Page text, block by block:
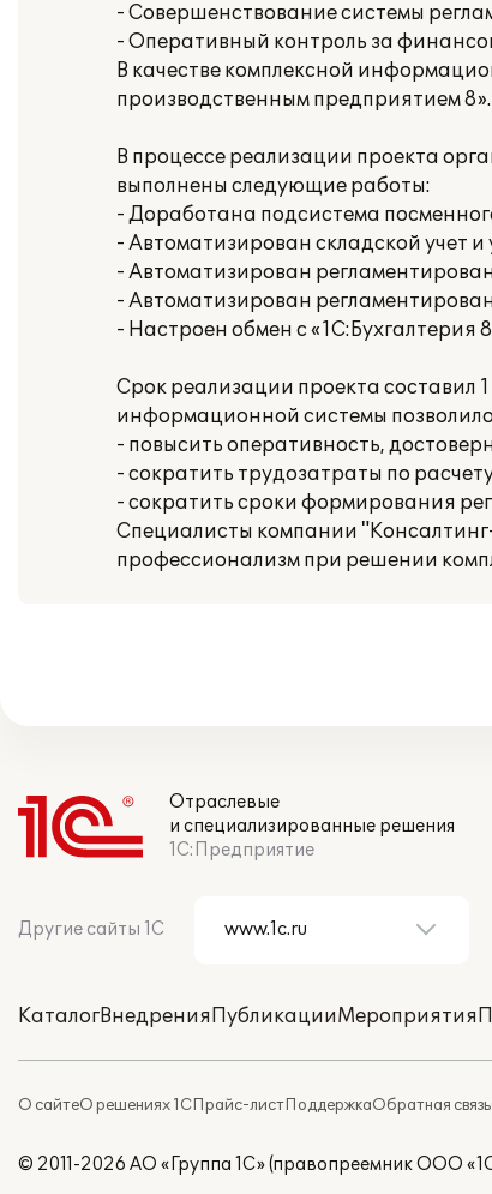
- Совершенствование системы
- Оперативный контроль за
В качестве комплексной
производственным предприятием 8».
В процессе реализации проекта
выполнены следующие работы:
- Доработана подсистема
- Автоматизирован складской учет и
- Автоматизирован
- Автоматизирован
- Настроен обмен с «1С:Бухгалтерия
Срок реализации проекта составил
информационной системы
- повысить оперативность,
- сократить трудозатраты по
- сократить сроки формирования
Специалисты компании
профессионализм при решении
Отраслевые
и специализированные решения
1С:Предприятие
Другие сайты 1С
КаталогВнедренияПубликацииМероприятия
О сайтеО решениях 1СПрайс-листПоддержкаОбратная связь
© 2011-2026 АО «Группа 1С» (правопреемник ООО